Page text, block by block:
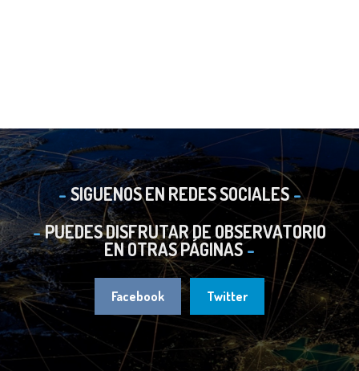
SIGUENOS EN REDES SOCIALES
PUEDES DISFRUTAR DE OBSERVATORIO
EN OTRAS PÁGINAS
Facebook Twitter